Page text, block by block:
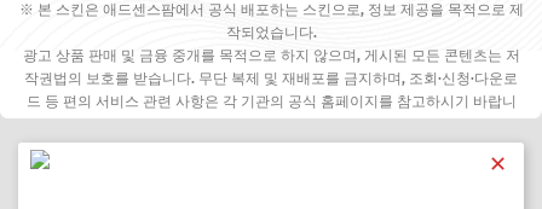
※ 본 스킨은 애드센스팜에서 공식 배포하는 스킨으로, 정보 제공을 목적으로 제
작되었습니다.
광고 상품 판매 및 금융 중개를 목적으로 하지 않으며, 게시된 모든 콘텐츠는 저
작권법의 보호를 받습니다. 무단 복제 및 재배포를 금지하며, 조회·신청·다운로
드 등 편의 서비스 관련 사항은 각 기관의 공식 홈페이지를 참고하시기 바랍니
✕